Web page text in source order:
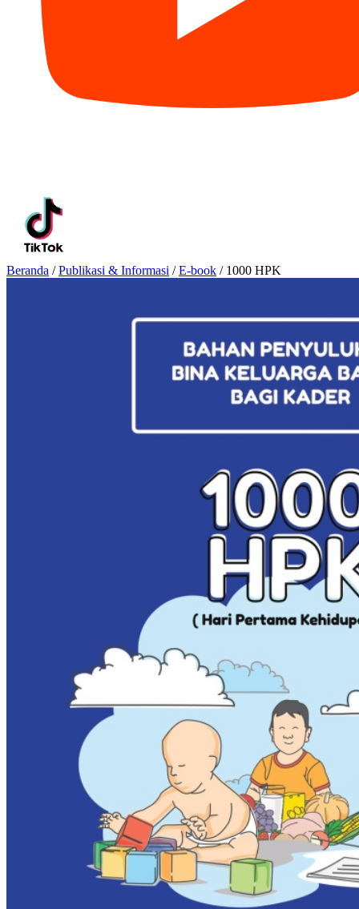
Beranda / Publikasi & Informasi / E-book / 1000 HPK